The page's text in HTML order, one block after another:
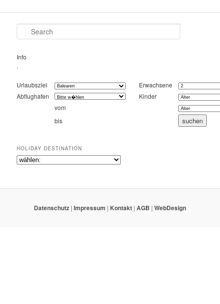
Search
Info
.
Urlaubsziel
Erwachsene
Abflughafen
Kinder
vom
bis
HOLIDAY DESTINATION
Datenschutz | Impressum | Kontakt | AGB | WebDesign